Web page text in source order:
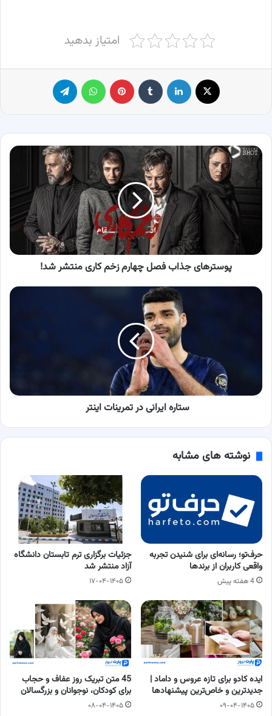
امتیاز بدهید
لینکدین ‫تامبلر پینترست
پوسترهای
جذاب
فصل
چهارم
پوسترهای جذاب فصل چهارم زخم کاری منتشر شد!
ستاره
ستاره ایرانی در تمرینات اینتر
نوشته های مشابه
حرف‌تو؛ رسانه‌ای برای شنیدن تجربه
واقعی کاربران از برندها
4 هفته پیش
جزئیات برگزاری ترم تابستان دانشگاه
آزاد منتشر شد
۱۷-۰۴-۱۴۰۵
ایده کادو برای تازه عروس و داماد |
جدیدترین و خاص‌ترین پیشنهادها
۰۹-۰۴-۱۴۰۵
45 متن تبریک روز عفاف و حجاب
برای کودکان، نوجوانان و بزرگسالان
۰۸-۰۴-۱۴۰۵